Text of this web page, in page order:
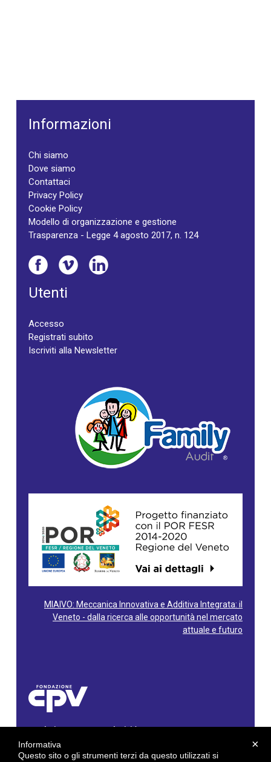
Informazioni
Chi siamo
Dove siamo
Contattaci
Privacy Policy
Cookie Policy
Modello di organizzazione e gestione
Trasparenza - Legge 4 agosto 2017, n. 124
Utenti
Accesso
Registrati subito
Iscriviti alla Newsletter
MIAIVO: Meccanica Innovativa e Additiva Integrata: il
Veneto - dalla ricerca alle opportunità nel mercato
attuale e futuro
Fondazione Centro Produttività Veneto
Via Gioacchino Rossini, 60 - 36100 Vicenza - Italy
Tel. 0444/960500 - Fax 0444/1932220
×
Informativa
Questo sito o gli strumenti terzi da questo utilizzati si